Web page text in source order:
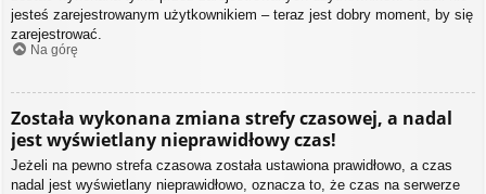
jesteś zarejestrowanym użytkownikiem – teraz jest dobry moment, by się
zarejestrować.
Na górę
Została wykonana zmiana strefy czasowej, a nadal
jest wyświetlany nieprawidłowy czas!
Jeżeli na pewno strefa czasowa została ustawiona prawidłowo, a czas
nadal jest wyświetlany nieprawidłowo, oznacza to, że czas na serwerze